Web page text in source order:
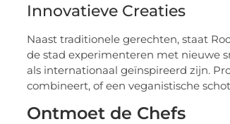
Innovatieve Creaties
Naast traditionele gerechten, staat
de stad experimenteren met nieuwe
als internationaal geïnspireerd zijn.
combineert, of een veganistische
Ontmoet de Chefs